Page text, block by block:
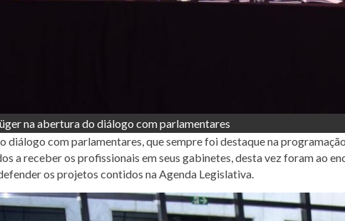
na abertura do diálogo com parlamentares
diálogo com parlamentares, que sempre foi destaque na
a receber os profissionais em seus gabinetes, desta vez foram ao
os projetos contidos na Agenda Legislativa.